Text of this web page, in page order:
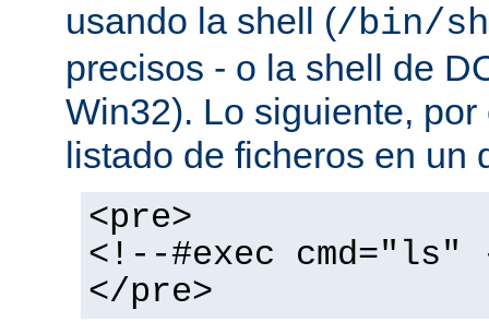
usando la shell (/bin/sh
precisos - o la shell de
Win32). Lo siguiente,
listado de ficheros en un
<pre>
<!--#exec cmd="ls"
</pre>